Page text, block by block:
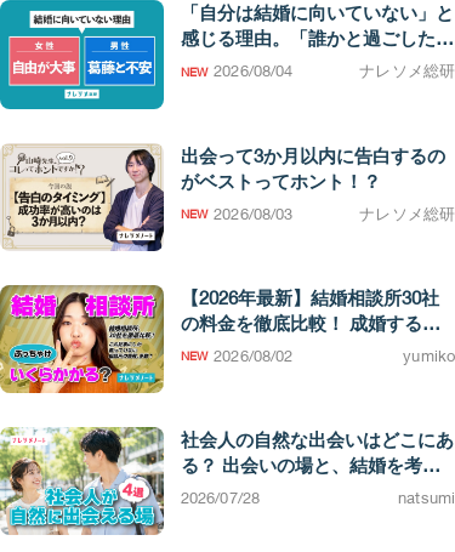
「自分は結婚に向いていない」と
感じる理由。「誰かと過ごしたい
欲求」の強さに男女差
2026/08/04 ナレソメ総研
出会って3か月以内に告白するの
がベストってホント！？
2026/08/03 ナレソメ総研
【2026年最新】結婚相談所30社
の料金を徹底比較！ 成婚するま
での費用相場がわかります
2026/08/02 yumiko
社会人の自然な出会いはどこにあ
る？ 出会いの場と、結婚を考え
たときの選択肢
2026/07/28 natsumi